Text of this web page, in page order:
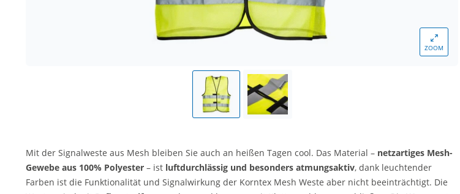
ZOOM
Mit der Signalweste aus Mesh bleiben Sie auch an heißen Tagen cool. Das Material – netzartiges Mesh-
Gewebe aus 100% Polyester – ist luftdurchlässig und besonders atmungsaktiv, dank leuchtender
Farben ist die Funktionalität und Signalwirkung der Korntex Mesh Weste aber nicht beeinträchtigt. Die